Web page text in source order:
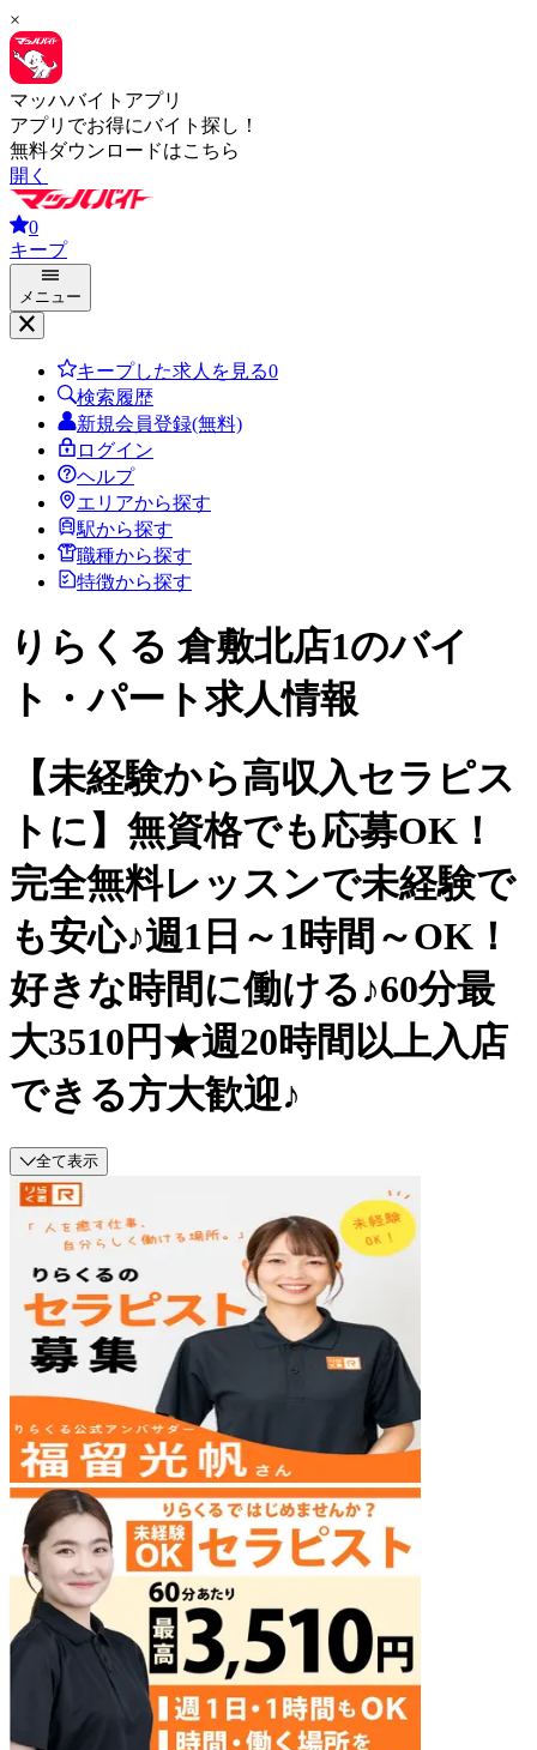
×
マッハバイトアプリ
アプリでお得にバイト探し！
無料ダウンロードはこちら
開く
0
キープ
メニュー
キープした求人を見る0
検索履歴
新規会員登録(無料)
ログイン
ヘルプ
エリアから探す
駅から探す
職種から探す
特徴から探す
りらくる 倉敷北店1のバイ
ト・パート求人情報
【未経験から高収入セラピス
トに】無資格でも応募OK！
完全無料レッスンで未経験で
も安心♪週1日～1時間～OK！
好きな時間に働ける♪60分最
大3510円★週20時間以上入店
できる方大歓迎♪
全て表示